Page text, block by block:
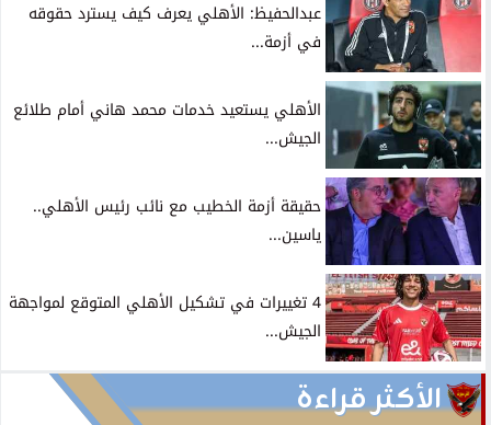
عبدالحفيظ: الأهلي يعرف كيف يسترد حقوقه
في أزمة...
الأهلي يستعيد خدمات محمد هاني أمام طلائع
الجيش...
حقيقة أزمة الخطيب مع نائب رئيس الأهلي..
ياسين...
4 تغييرات في تشكيل الأهلي المتوقع لمواجهة
الجيش...
الأكثر قراءة